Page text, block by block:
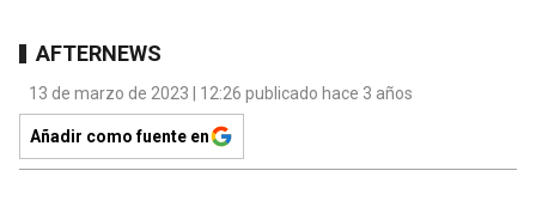
AFTERNEWS
13 de marzo de 2023 | 12:26 publicado hace 3 años
Añadir como fuente en